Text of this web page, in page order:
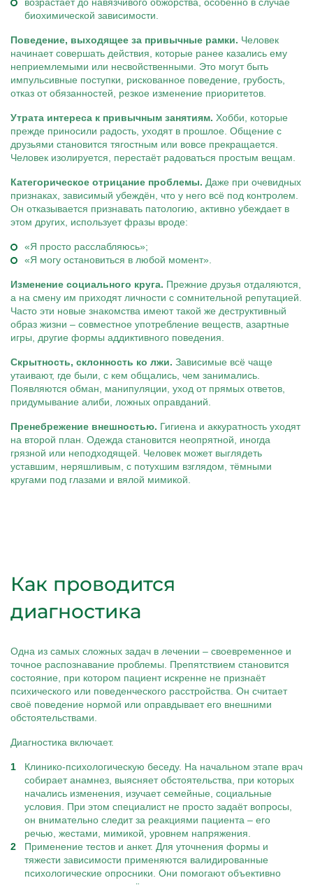
биохимической зависимости.
Поведение, выходящее за привычные рамки. Человек
начинает совершать действия, которые ранее казались ему
неприемлемыми или несвойственными. Это могут быть
импульсивные поступки, рискованное поведение, грубость,
отказ от обязанностей, резкое изменение приоритетов.
Утрата интереса к привычным занятиям. Хобби, которые
прежде приносили радость, уходят в прошлое. Общение с
друзьями становится тягостным или вовсе прекращается.
Человек изолируется, перестаёт радоваться простым вещам.
Категорическое отрицание проблемы. Даже при очевидных
признаках, зависимый убеждён, что у него всё под контролем.
Он отказывается признавать патологию, активно убеждает в
этом других, использует фразы вроде:
«Я просто расслабляюсь»;
«Я могу остановиться в любой момент».
Изменение социального круга. Прежние друзья отдаляются,
а на смену им приходят личности с сомнительной репутацией.
Часто эти новые знакомства имеют такой же деструктивный
образ жизни – совместное употребление веществ, азартные
игры, другие формы аддиктивного поведения.
Скрытность, склонность ко лжи. Зависимые всё чаще
утаивают, где были, с кем общались, чем занимались.
Появляются обман, манипуляции, уход от прямых ответов,
придумывание алиби, ложных оправданий.
Пренебрежение внешностью. Гигиена и аккуратность уходят
на второй план. Одежда становится неопрятной, иногда
грязной или неподходящей. Человек может выглядеть
уставшим, неряшливым, с потухшим взглядом, тёмными
кругами под глазами и вялой мимикой.
Как проводится
диагностика
Одна из самых сложных задач в лечении – своевременное и
точное распознавание проблемы. Препятствием становится
состояние, при котором пациент искренне не признаёт
психического или поведенческого расстройства. Он считает
своё поведение нормой или оправдывает его внешними
обстоятельствами.
Диагностика включает.
Клинико-психологическую беседу. На начальном этапе врач
собирает анамнез, выясняет обстоятельства, при которых
начались изменения, изучает семейные, социальные
условия. При этом специалист не просто задаёт вопросы,
он внимательно следит за реакциями пациента – его
речью, жестами, мимикой, уровнем напряжения.
Применение тестов и анкет. Для уточнения формы и
тяжести зависимости применяются валидированные
психологические опросники. Они помогают объективно